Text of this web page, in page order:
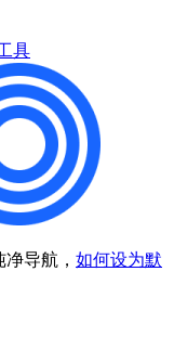
具
导航， 如何设为默